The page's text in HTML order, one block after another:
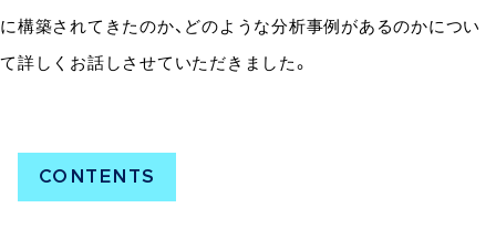
に構築されてきたのか、どのような分析事例があるのかについ
て詳しくお話しさせていただきました。